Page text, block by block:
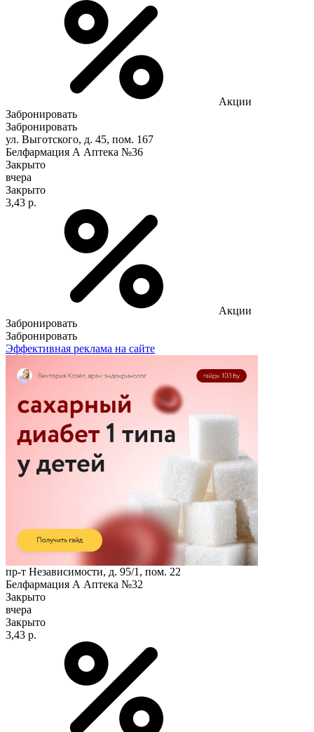
Акции
Забронировать
Забронировать
ул. Выготского, д. 45, пом. 167
Белфармация А Аптека №36
Закрыто
вчера
Закрыто
3,43 р.
Акции
Забронировать
Забронировать
Эффективная реклама на сайте
пр-т Независимости, д. 95/1, пом. 22
Белфармация А Аптека №32
Закрыто
вчера
Закрыто
3,43 р.